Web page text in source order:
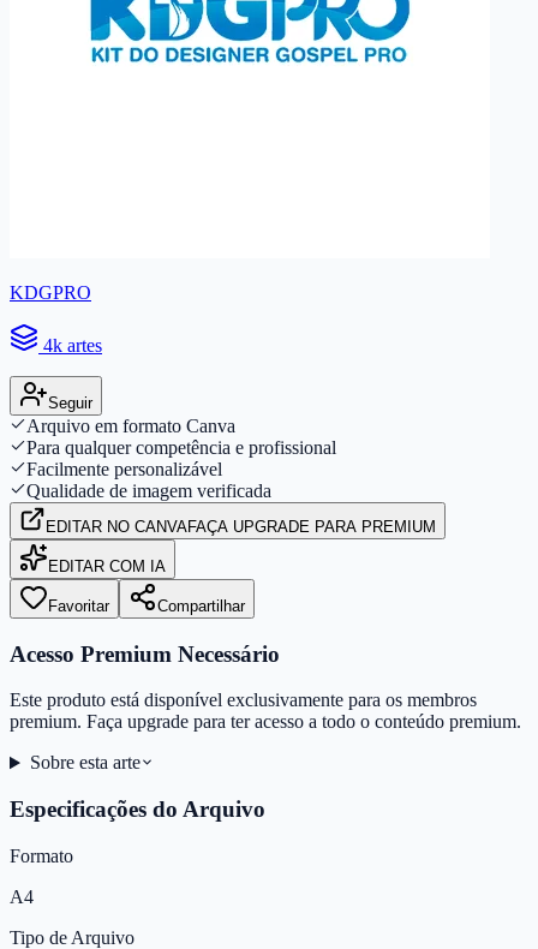
KDGPRO
4k artes
Seguir
Arquivo em formato Canva
Para qualquer competência e profissional
Facilmente personalizável
Qualidade de imagem verificada
EDITAR NO CANVAFAÇA UPGRADE PARA PREMIUM
EDITAR COM IA
Favoritar Compartilhar
Acesso Premium Necessário
Este produto está disponível exclusivamente para os membros
premium. Faça upgrade para ter acesso a todo o conteúdo premium.
Sobre esta arte
Especificações do Arquivo
Formato
A4
Tipo de Arquivo